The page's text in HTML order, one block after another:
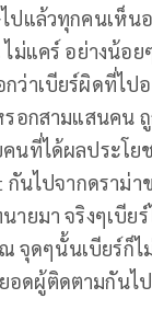
ปแล้วทุกคนเห็น
แคร์ อย่างน้อย
ว่าเบียร์ผิดที่ไ
รอกสามแสนคน
นที่ได้ผลประโย
กันไปจากดราม่
ายมา จริงๆเบีย
จุดๆนั้นเบียร์ก็ไ
ดผู้ติดตามกันไ